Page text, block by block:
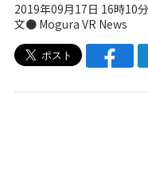
2019年09月17日 16時10
文● Mogura VR News